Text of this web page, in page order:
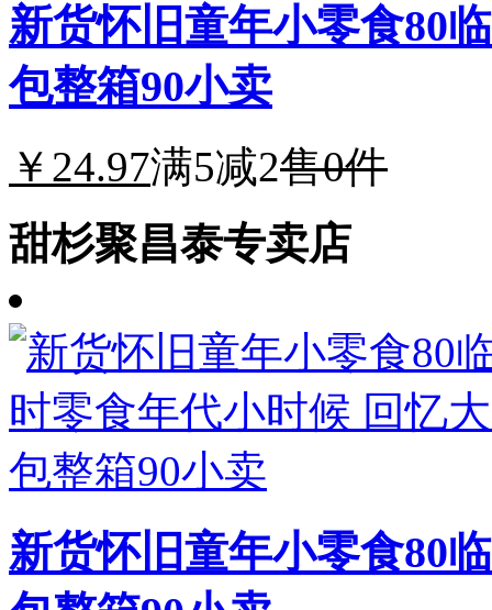
新货怀旧童年小零食80
包整箱90小卖
￥24.97满5减2售0件
甜杉聚昌泰专卖店
新货怀旧童年小零食80